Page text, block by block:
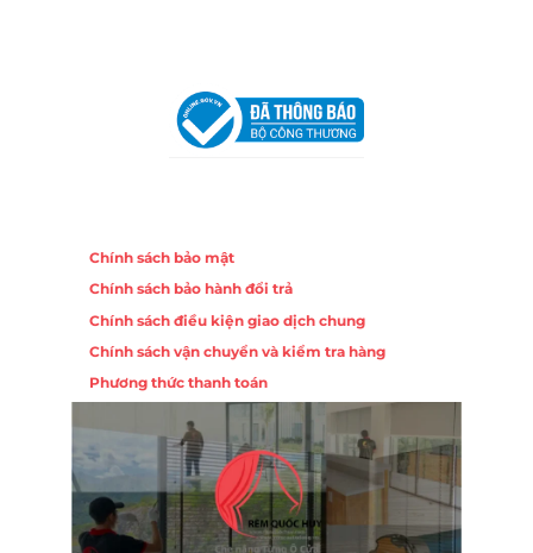
Chính sách bảo mật
Chính sách bảo hành đổi trả
Chính sách điều kiện giao dịch chung
Chính sách vận chuyển và kiểm tra hàng
Phương thức thanh toán